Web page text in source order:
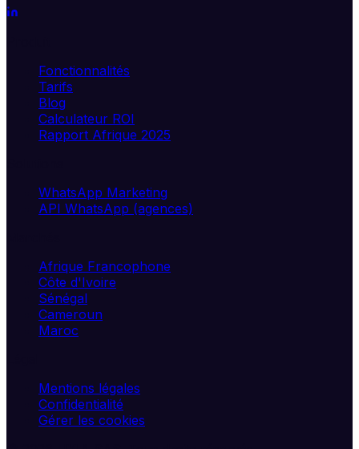
Fonctionnalités
Tarifs
Blog
Calculateur ROI
Rapport Afrique 2025
WhatsApp Marketing
API WhatsApp (agences)
Afrique Francophone
Côte d'Ivoire
Sénégal
Cameroun
Maroc
Mentions légales
Confidentialité
Gérer les cookies